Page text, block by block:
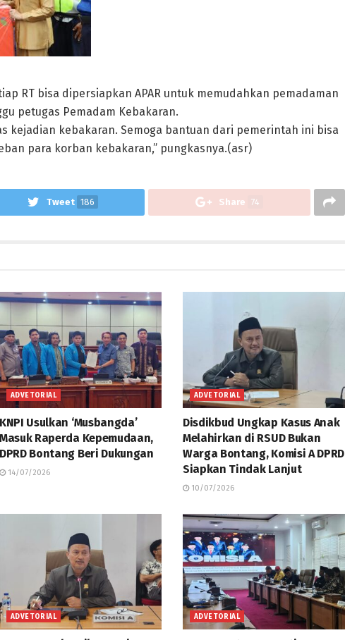
RT bisa dipersiapkan APAR untuk memudahkan pemadaman
petugas Pemadam Kebakaran.
kejadian kebakaran. Semoga bantuan dari pemerintah ini bisa
para korban kebakaran,” pungkasnya.(asr)
Tweet 186 Share 74
ADVETORIAL
KNPI Usulkan ‘Musbangda’
Masuk Raperda Kepemudaan,
DPRD Bontang Beri Dukungan
14/07/2026
ADVETORIAL
Disdikbud Ungkap Kasus Anak
Melahirkan di RSUD Bukan
Warga Bontang, Komisi A DPRD
Siapkan Tindak Lanjut
10/07/2026
ADVETORIAL ADVETORIAL